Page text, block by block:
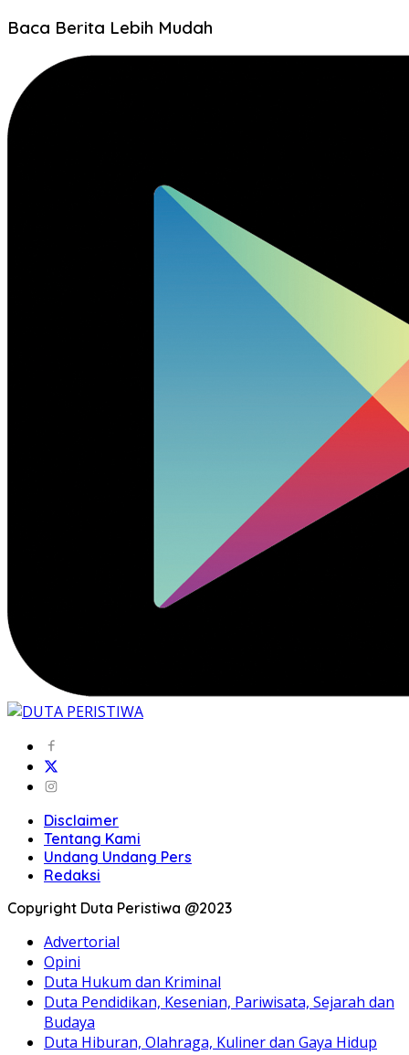
Baca Berita Lebih Mudah
Disclaimer
Tentang Kami
Undang Undang Pers
Redaksi
Copyright Duta Peristiwa @2023
Advertorial
Opini
Duta Hukum dan Kriminal
Duta Pendidikan, Kesenian, Pariwisata, Sejarah dan
Budaya
Duta Hiburan, Olahraga, Kuliner dan Gaya Hidup